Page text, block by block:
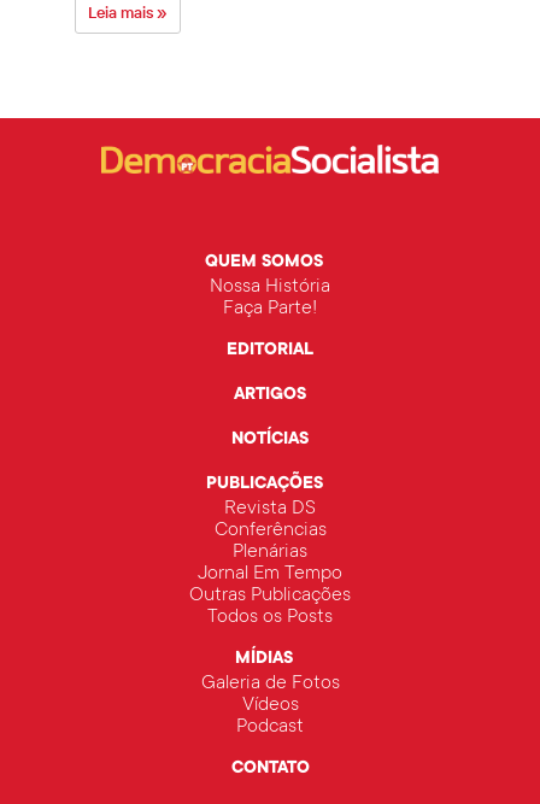
Leia mais »
QUEM SOMOS
Nossa História
Faça Parte!
EDITORIAL
ARTIGOS
NOTÍCIAS
PUBLICAÇÕES
Revista DS
Conferências
Plenárias
Jornal Em Tempo
Outras Publicações
Todos os Posts
MÍDIAS
Galeria de Fotos
Vídeos
Podcast
CONTATO